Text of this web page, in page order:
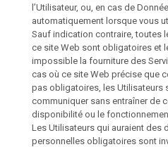
l’Utilisateur, ou, en cas de
automatiquement lorsque vous
Sauf indication contraire, toutes
ce site Web sont obligatoires et
impossible la fourniture des
cas où ce site Web précise que
pas obligatoires, les Utilisateurs
communiquer sans entraîner de
disponibilité ou le
Les Utilisateurs qui auraient des
personnelles obligatoires sont